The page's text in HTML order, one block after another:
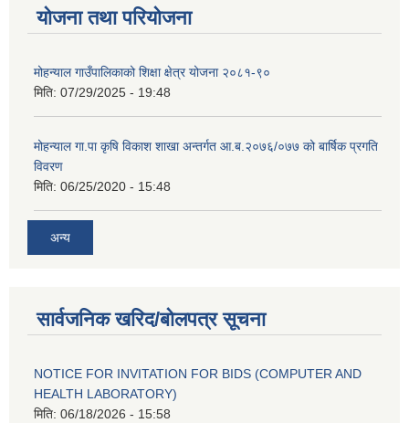
योजना तथा परियोजना
मोहन्याल गाउँपालिकाको शिक्षा क्षेत्र योजना २०८१-९०
मिति: 07/29/2025 - 19:48
मोहन्याल गा.पा कृषि विकाश शाखा अन्तर्गत आ.ब.२०७६/०७७ को बार्षिक प्रगति
विवरण
मिति: 06/25/2020 - 15:48
अन्य
सार्वजनिक खरिद/बोलपत्र सूचना
NOTICE FOR INVITATION FOR BIDS (COMPUTER AND
HEALTH LABORATORY)
मिति: 06/18/2026 - 15:58